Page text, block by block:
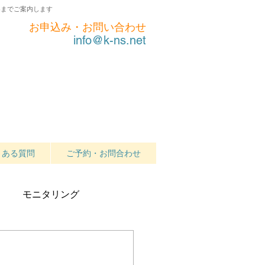
でご案内します
お申込み・お問い合わせ
info@k-ns.net
る質問 ご予約・お問合わせ
モニタリング